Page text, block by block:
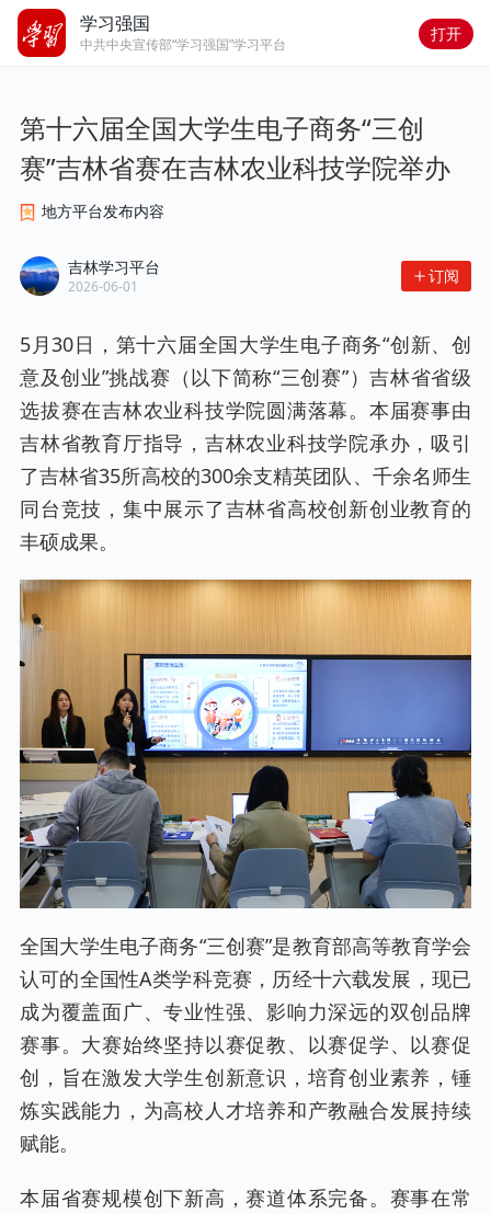
学习强国
中共中央宣传部“学习强国”学习平台
打开
第十六届全国大学生电子商务“三创
赛”吉林省赛在吉林农业科技学院举办
地方平台发布内容
吉林学习平台
2026-06-01
订阅
5月30日，第十六届全国大学生电子商务“创新、创
意及创业”挑战赛（以下简称“三创赛”）吉林省省级
选拔赛在吉林农业科技学院圆满落幕。本届赛事由
吉林省教育厅指导，吉林农业科技学院承办，吸引
了吉林省35所高校的300余支精英团队、千余名师生
同台竞技，集中展示了吉林省高校创新创业教育的
丰硕成果。
全国大学生电子商务“三创赛”是教育部高等教育学会
认可的全国性A类学科竞赛，历经十六载发展，现已
成为覆盖面广、专业性强、影响力深远的双创品牌
赛事。大赛始终坚持以赛促教、以赛促学、以赛促
创，旨在激发大学生创新意识，培育创业素养，锤
炼实践能力，为高校人才培养和产教融合发展持续
赋能。
本届省赛规模创下新高，赛道体系完备。赛事在常